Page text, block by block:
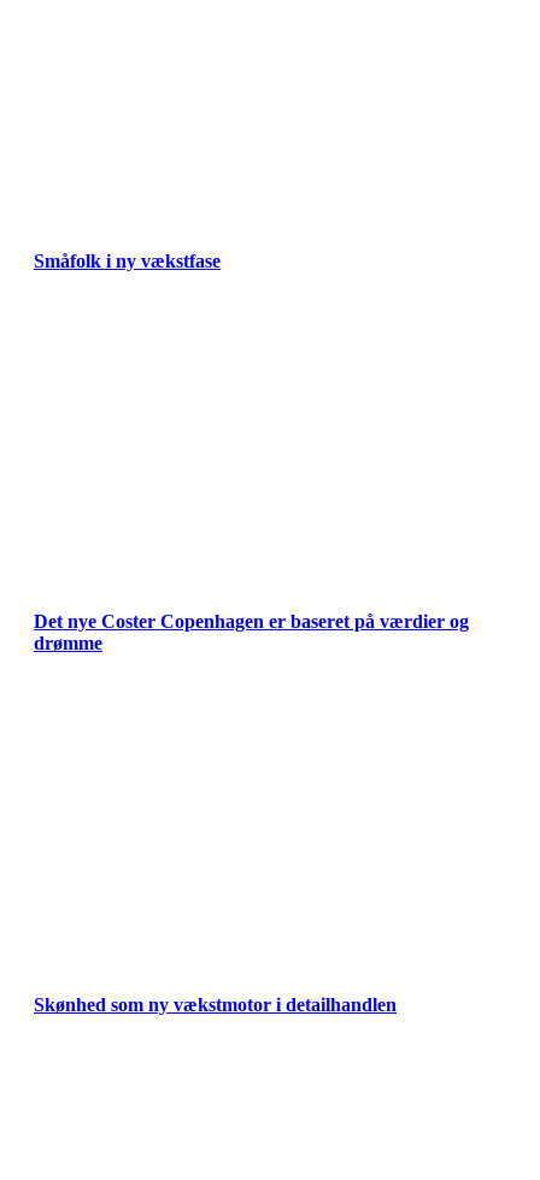
Småfolk i ny vækstfase
Det nye Coster Copenhagen er baseret på værdier og
drømme
Skønhed som ny vækstmotor i detailhandlen